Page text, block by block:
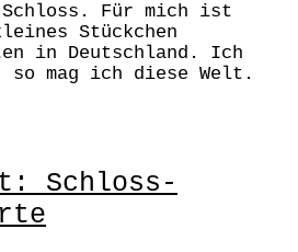
Schloss. Für mich ist
Stückchen
in Deutschland. Ich
mag ich diese Welt.
Schloss-